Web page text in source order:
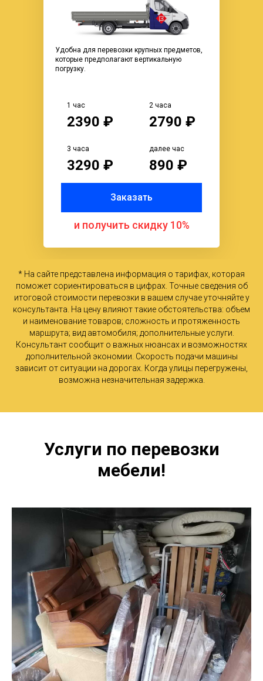
Удобна для перевозки крупных предметов,
которые предполагают вертикальную
погрузку.
2390 ₽
Заказать
2790 ₽
2 часа
3290 ₽
3 часа
890 ₽
далее час
и получить скидку 10%
1 час
* На сайте представлена информация о тарифах, которая
поможет сориентироваться в цифрах. Точные сведения об
итоговой стоимости перевозки в вашем случае уточняйте у
консультанта. На цену влияют такие обстоятельства: объем
и наименование товаров; сложность и протяженность
маршрута; вид автомобиля; дополнительные услуги.
Консультант сообщит о важных нюансах и возможностях
дополнительной экономии. Скорость подачи машины
зависит от ситуации на дорогах. Когда улицы перегружены,
возможна незначительная задержка.
Услуги по перевозки
мебели!